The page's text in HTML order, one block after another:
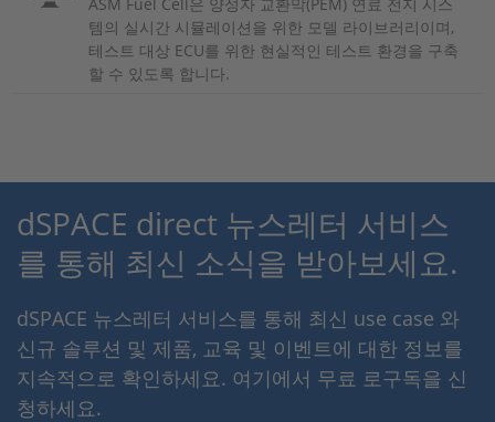
템의 실시간 시뮬레이션을 위한 모델 라이브러리이며,
테스트 대상 ECU를 위한 현실적인 테스트 환경을 구축
할 수 있도록 합니다.
dSPACE direct 뉴스레터 서비스
를 통해 최신 소식을 받아보세요.
dSPACE 뉴스레터 서비스를 통해 최신 use case 와
신규 솔루션 및 제품, 교육 및 이벤트에 대한 정보를
지속적으로 확인하세요. 여기에서 무료 로구독을 신
청하세요.